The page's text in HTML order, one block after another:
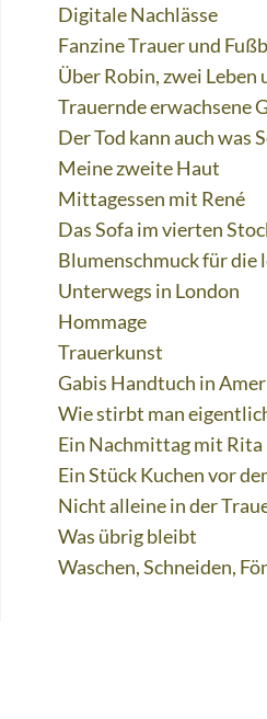
Digitale Nachlässe
Fanzine Trauer und
Über Robin, zwei Leben
Trauernde erwachsene
Der Tod kann auch was
Meine zweite Haut
Mittagessen mit René
Das Sofa im vierten
Blumenschmuck für die
Unterwegs in London
Hommage
Trauerkunst
Gabis Handtuch in
Wie stirbt man
Ein Nachmittag mit Rita
Ein Stück Kuchen vor
Nicht alleine in der
Was übrig bleibt
Waschen, Schneiden,